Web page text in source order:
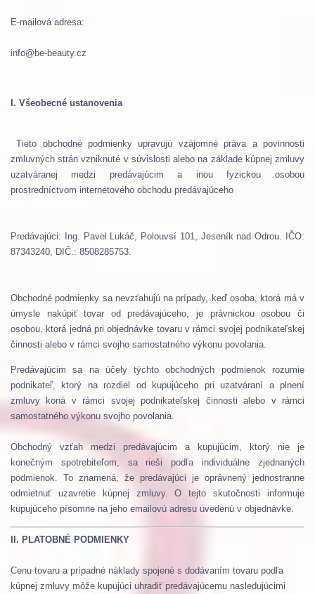
E-mailová adresa:
info@be-beauty.cz
I. Všeobecné ustanovenia
Tieto obchodné podmienky upravujú vzájomné práva a povinnosti
zmluvných strán vzniknuté v súvislosti alebo na základe kúpnej zmluvy
uzatváranej medzi predávajúcim a inou fyzickou osobou
prostredníctvom internetového obchodu predávajúceho
Predávajúci: Ing. Pavel Lukáč, Polouvsí 101, Jeseník nad Odrou.
IČO:
87343240, DIČ.: 8508285753.
Obchodné podmienky sa nevzťahujú na prípady, keď osoba, ktorá má v
úmysle nakúpiť tovar od predávajúceho, je právnickou osobou či
osobou, ktorá jedná pri objednávke tovaru v rámci svojej podnikateľskej
činnosti alebo v rámci svojho samostatného výkonu povolania.
Predávajúcim sa na účely týchto obchodných podmienok rozumie
podnikateľ, ktorý na rozdiel od kupujúceho pri uzatváraní a plnení
zmluvy koná v rámci svojej podnikateľskej činnosti alebo v rámci
samostatného výkonu svojho povolania.
Obchodný vzťah medzi predávajúcim a kupujúcim, ktorý nie je
konečným spotrebiteľom, sa rieši podľa individuálne zjednaných
podmienok. To znamená, že predávajúci je oprávnený jednostranne
odmietnuť uzavretie kúpnej zmluvy. O tejto skutočnosti informuje
kupujúceho písomne na jeho emailovú adresu uvedenú v objednávke.
II. PLATOBNÉ PODMIENKY
Cenu tovaru a prípadné náklady spojené s dodávaním tovaru podľa
kúpnej zmluvy môže kupujúci uhradiť predávajúcemu nasledujúcimi